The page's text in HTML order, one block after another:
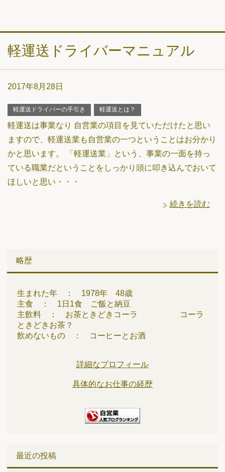
軽運送ドライバーマニュアル
2017年8月28日
軽運送ドライバーの手引き 軽運送とは？
軽運送は事業なり 自営業の項目を見ていただけたと思い
ますので、軽運送業も自営業の一つということはお分かり
かと思います。 「軽運送業」という、事業の一面を持っ
ている職業だということをしっかり頭に叩き込んでおいて
ほしいと思い・・・
続きを読む
略歴
生まれた年 ： 1978年 48歳
主食 ： 1日1食 ご飯と納豆
主飲料 ： お茶ときどきコーラ コーラ
ときどきお茶？
飲めないもの ： コーヒーとお酒
詳細なプロフィール
具体的なお仕事の経歴
最近の投稿